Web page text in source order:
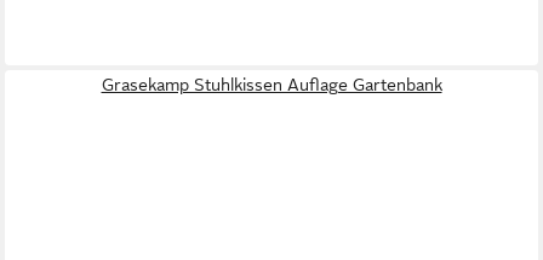
Grasekamp Stuhlkissen Auflage Gartenbank